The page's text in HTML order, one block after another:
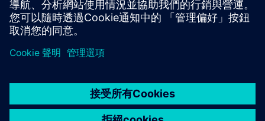
深入了解